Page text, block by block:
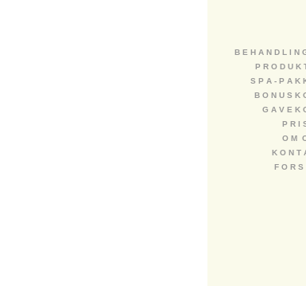
B E H A N D L I N
P R O D U K
S P A - P A K
B O N U S K
G A V E K
P R I
O M
K O N T
F O R S